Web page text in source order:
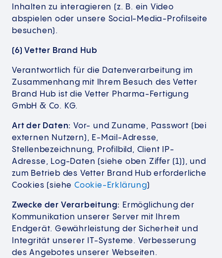
Inhalten zu interagieren (z. B. ein Video
abspielen oder unsere Social-Media-Profilseite
besuchen).
(6) Vetter Brand Hub
Verantwortlich für die Datenverarbeitung im
Zusammenhang mit Ihrem Besuch des Vetter
Brand Hub ist die Vetter Pharma-Fertigung
GmbH & Co. KG.
Art der Daten: Vor- und Zuname, Passwort (bei
externen Nutzern), E-Mail-Adresse,
Stellenbezeichnung, Profilbild, Client IP-
Adresse, Log-Daten (siehe oben Ziffer (1)), und
zum Betrieb des Vetter Brand Hub erforderliche
Cookies (sieheCookie-Erklärung)
Zwecke der Verarbeitung: Ermöglichung der
Kommunikation unserer Server mit Ihrem
Endgerät. Gewährleistung der Sicherheit und
Integrität unserer IT-Systeme. Verbesserung
des Angebotes unserer Webseiten.